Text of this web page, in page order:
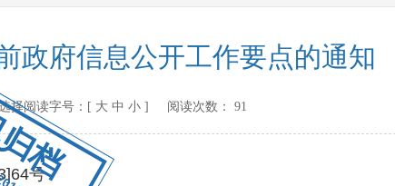
档
政府信息公开工作要点的通知
阅读字号：[ 大 中 小] 阅读次数： 91
号